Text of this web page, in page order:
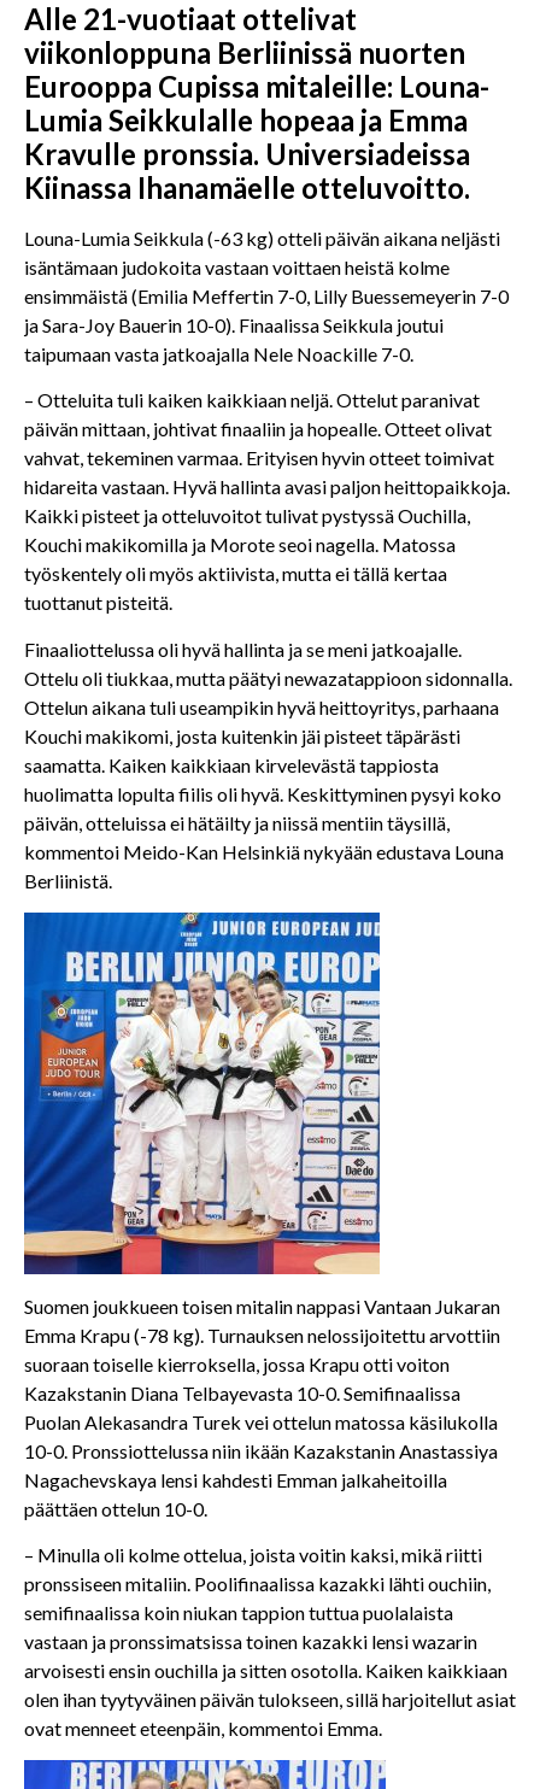
Alle 21-vuotiaat ottelivat
viikonloppuna Berliinissä nuorten
Eurooppa Cupissa mitaleille: Louna-
Lumia Seikkulalle hopeaa ja Emma
Kravulle pronssia. Universiadeissa
Kiinassa Ihanamäelle otteluvoitto.
Louna-Lumia Seikkula (-63 kg) otteli päivän aikana neljästi
isäntämaan judokoita vastaan voittaen heistä kolme
ensimmäistä (Emilia Meffertin 7-0, Lilly Buessemeyerin 7-0
ja Sara-Joy Bauerin 10-0). Finaalissa Seikkula joutui
taipumaan vasta jatkoajalla Nele Noackille 7-0.
– Otteluita tuli kaiken kaikkiaan neljä. Ottelut paranivat
päivän mittaan, johtivat finaaliin ja hopealle. Otteet olivat
vahvat, tekeminen varmaa. Erityisen hyvin otteet toimivat
hidareita vastaan. Hyvä hallinta avasi paljon heittopaikkoja.
Kaikki pisteet ja otteluvoitot tulivat pystyssä Ouchilla,
Kouchi makikomilla ja Morote seoi nagella. Matossa
työskentely oli myös aktiivista, mutta ei tällä kertaa
tuottanut pisteitä.
Finaaliottelussa oli hyvä hallinta ja se meni jatkoajalle.
Ottelu oli tiukkaa, mutta päätyi newazatappioon sidonnalla.
Ottelun aikana tuli useampikin hyvä heittoyritys, parhaana
Kouchi makikomi, josta kuitenkin jäi pisteet täpärästi
saamatta. Kaiken kaikkiaan kirvelevästä tappiosta
huolimatta lopulta fiilis oli hyvä. Keskittyminen pysyi koko
päivän, otteluissa ei hätäilty ja niissä mentiin täysillä,
kommentoi Meido-Kan Helsinkiä nykyään edustava Louna
Berliinistä.
Suomen joukkueen toisen mitalin nappasi Vantaan Jukaran
Emma Krapu (-78 kg). Turnauksen nelossijoitettu arvottiin
suoraan toiselle kierroksella, jossa Krapu otti voiton
Kazakstanin Diana Telbayevasta 10-0. Semifinaalissa
Puolan Alekasandra Turek vei ottelun matossa käsilukolla
10-0. Pronssiottelussa niin ikään Kazakstanin Anastassiya
Nagachevskaya lensi kahdesti Emman jalkaheitoilla
päättäen ottelun 10-0.
– Minulla oli kolme ottelua, joista voitin kaksi, mikä riitti
pronssiseen mitaliin. Poolifinaalissa kazakki lähti ouchiin,
semifinaalissa koin niukan tappion tuttua puolalaista
vastaan ja pronssimatsissa toinen kazakki lensi wazarin
arvoisesti ensin ouchilla ja sitten osotolla. Kaiken kaikkiaan
olen ihan tyytyväinen päivän tulokseen, sillä harjoitellut asiat
ovat menneet eteenpäin, kommentoi Emma.